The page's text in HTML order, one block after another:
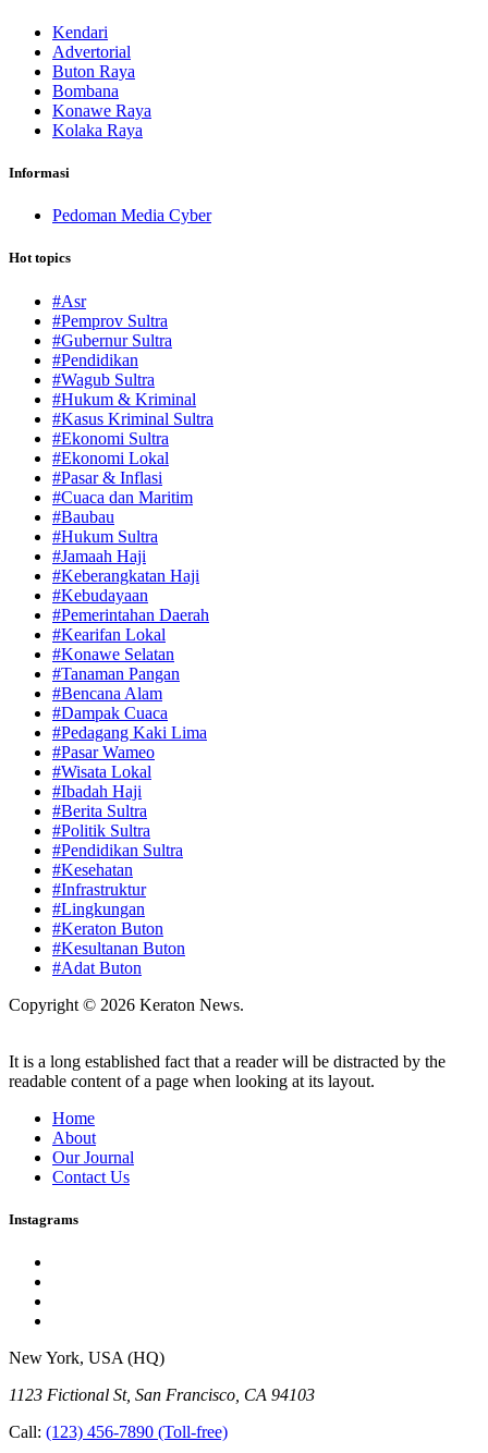
Kendari
Advertorial
Buton Raya
Bombana
Konawe Raya
Kolaka Raya
Informasi
Pedoman Media Cyber
Hot topics
#Asr
#Pemprov Sultra
#Gubernur Sultra
#Pendidikan
#Wagub Sultra
#Hukum & Kriminal
#Kasus Kriminal Sultra
#Ekonomi Sultra
#Ekonomi Lokal
#Pasar & Inflasi
#Cuaca dan Maritim
#Baubau
#Hukum Sultra
#Jamaah Haji
#Keberangkatan Haji
#Kebudayaan
#Pemerintahan Daerah
#Kearifan Lokal
#Konawe Selatan
#Tanaman Pangan
#Bencana Alam
#Dampak Cuaca
#Pedagang Kaki Lima
#Pasar Wameo
#Wisata Lokal
#Ibadah Haji
#Berita Sultra
#Politik Sultra
#Pendidikan Sultra
#Kesehatan
#Infrastruktur
#Lingkungan
#Keraton Buton
#Kesultanan Buton
#Adat Buton
Copyright © 2026 Keraton News.
It is a long established fact that a reader will be distracted by the
readable content of a page when looking at its layout.
Home
About
Our Journal
Contact Us
Instagrams
New York, USA (HQ)
1123 Fictional St, San Francisco, CA 94103
Call: (123) 456-7890 (Toll-free)